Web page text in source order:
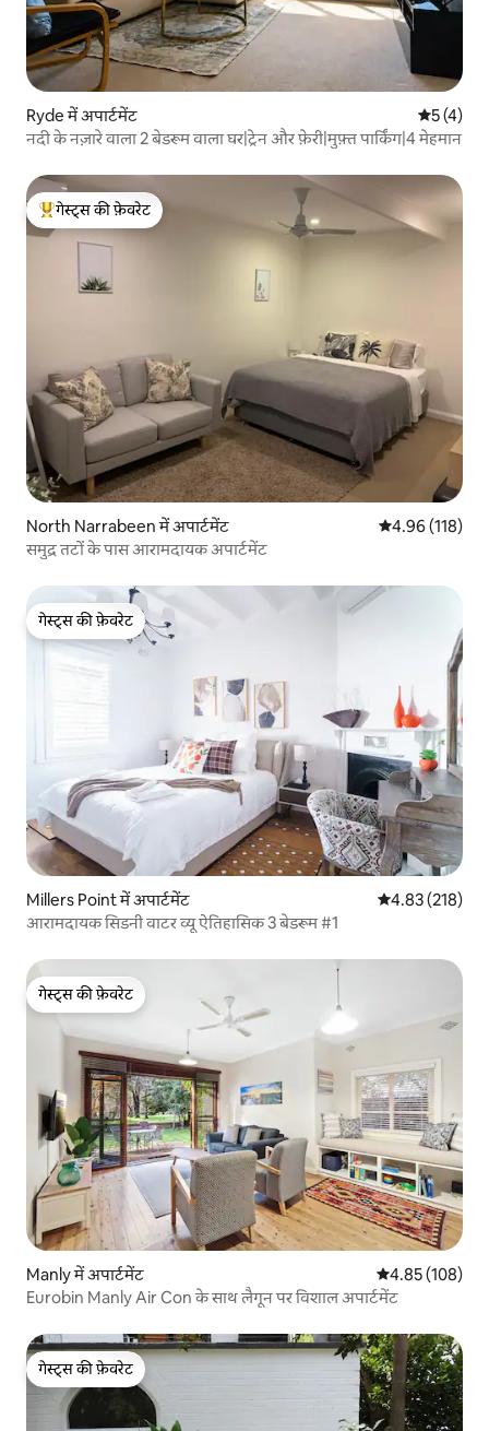
Ryde में अपार्टमेंट औसत रेटिंग
5 (4)
नदी के नज़ारे वाला 2 बेडरूम वाला घर|ट्रेन और फ़ेरी|मुफ़्त पार्किंग|4 मेहमान
गेस्ट्स का टॉप फ़ेवरेट
गेस्ट्स की फ़ेवरेट
North Narrabeen में अपार्टमेंट औसत रेटिंग 5 में से
4.96 (118)
समुद्र तटों के पास आरामदायक अपार्टमेंट
गेस्ट्स की फ़ेवरेट
गेस्ट्स की फ़ेवरेट
Millers Point में अपार्टमेंट औसत रेटिंग 5 में से
4.83 (218)
आरामदायक सिडनी वाटर व्यू ऐतिहासिक 3 बेडरूम #1
गेस्ट्स की फ़ेवरेट
गेस्ट्स की फ़ेवरेट
Manly में अपार्टमेंट औसत रेटिंग 5 में से
4.85 (108)
Eurobin Manly Air Con के साथ लैगून पर विशाल अपार्टमेंट
गेस्ट्स की फ़ेवरेट
गेस्ट्स की फ़ेवरेट